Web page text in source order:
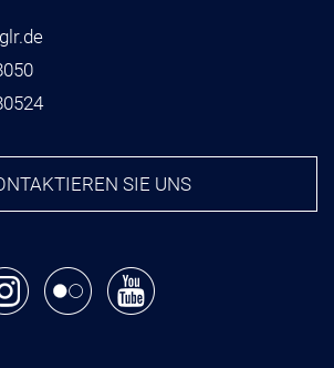
SIE UNS